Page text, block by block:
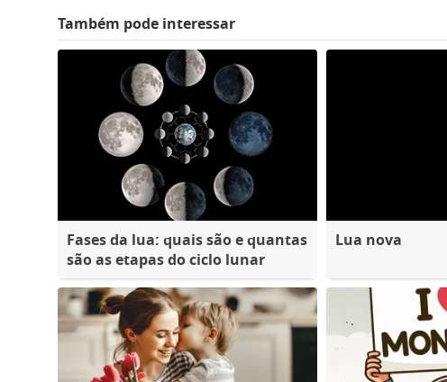
Também pode interessar
Fases da lua: quais são e quantas
são as etapas do ciclo lunar
Lua nova